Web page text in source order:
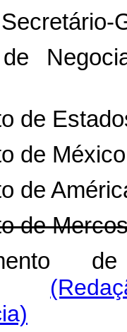
de
de
de
de